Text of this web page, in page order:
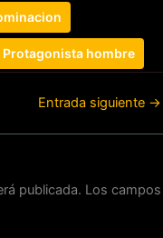
Protagonista hombre
Entrada siguiente →
publicada. Los campos